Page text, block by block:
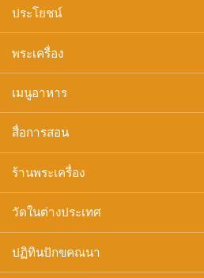
ประโยชน์
พระเครื่อง
เมนูอาหาร
สื่อการสอน
ร้านพระเครื่อง
วัดในต่างประเทศ
ปฏิทินปักขคณนา